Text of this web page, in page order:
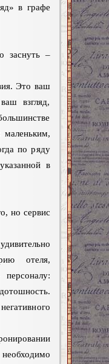
в графе
заснуть –
Это ваш
взгляд,
маленьким,
по ряду
в
но сервис
отеля,